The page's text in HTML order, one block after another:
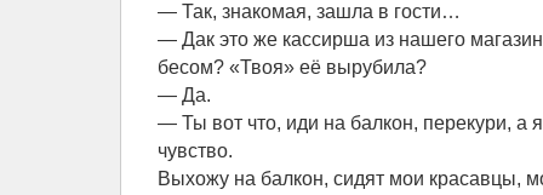
— Так, знакомая, зашла в гости…
— Дак это же кассирша из нашего
бесом? «Твоя» её вырубила?
— Да.
— Ты вот что, иди на балкон, перекури, а
чувство.
Выхожу на балкон, сидят мои красавцы,